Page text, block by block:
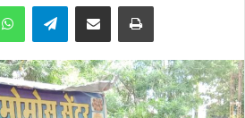
WhatsAppTelegramShare via Email Print